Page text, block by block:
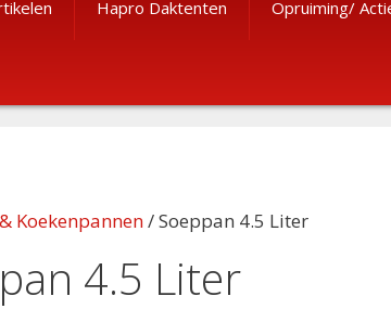
Hapro Daktenten Opruiming/
Koekenpannen/ Soeppan 4.5 Liter
4.5 Liter